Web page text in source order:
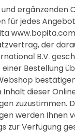
ergänzenden
für jedes
der
B.V.
Bestellung
dieser
zuzustimmen.
werden Ihnen
zur Verfügung